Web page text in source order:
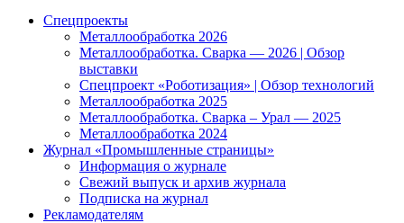
Спецпроекты
Металлообработка 2026
Металлообработка. Сварка — 2026 | Обзор
выставки
Спецпроект «Роботизация» | Обзор технологий
Металлообработка 2025
Металлообработка. Сварка – Урал — 2025
Металлообработка 2024
Журнал «Промышленные страницы»
Информация о журнале
Свежий выпуск и архив журнала
Подписка на журнал
Рекламодателям